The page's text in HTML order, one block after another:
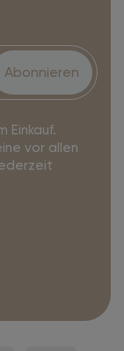
Abonnieren
Einkauf.
vor allen